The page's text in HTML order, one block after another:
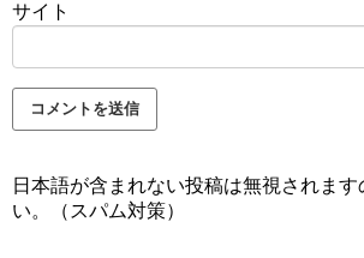
サイト
日本語が含まれない投稿は無視されます
い。（スパム対策）